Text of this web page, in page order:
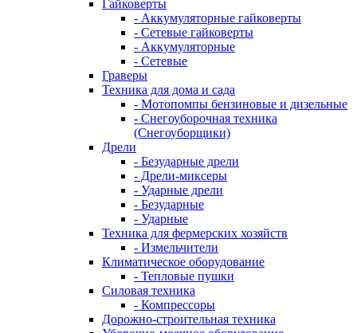
Гайковерты
- Аккумуляторные гайковерты
- Сетевые гайковерты
- Аккумуляторные
- Сетевые
Граверы
Техника для дома и сада
- Мотопомпы бензиновые и дизельные
- Снегоуборочная техника
(Снегоуборщики)
Дрели
- Безударные дрели
- Дрели-миксеры
- Ударные дрели
- Безударные
- Ударные
Техника для фермерских хозяйств
- Измельчители
Климатическое оборудование
- Тепловые пушки
Силовая техника
- Компрессоры
Дорожно-строительная техника